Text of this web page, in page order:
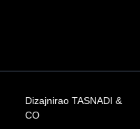
Dizajnirao TASNADI &
CO